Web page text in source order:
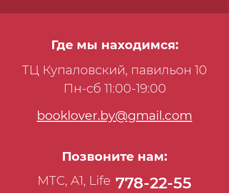
Где мы находимся:
ТЦ Купаловский, павильон 10
Пн-сб 11:00-19:00
booklover.by@gmail.com
Позвоните нам:
МТС, А1, Life 778-22-55